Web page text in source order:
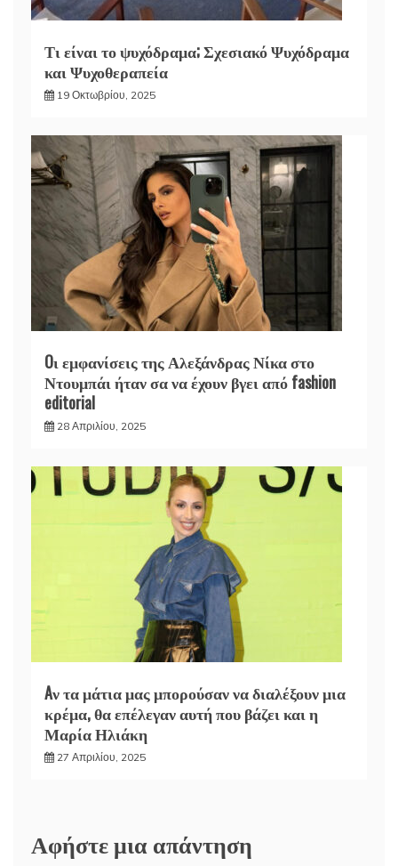
Τι είναι το ψυχόδραμα; Σχεσιακό Ψυχόδραμα
και Ψυχοθεραπεία
19 Οκτωβρίου, 2025
Oι εμφανίσεις της Αλεξάνδρας Νίκα στο
Ντουμπάι ήταν σα να έχουν βγει από fashion
editorial
28 Απριλίου, 2025
Aν τα μάτια μας μπορούσαν να διαλέξουν μια
κρέμα, θα επέλεγαν αυτή που βάζει και η
Μαρία Ηλιάκη
27 Απριλίου, 2025
Αφήστε μια απάντηση